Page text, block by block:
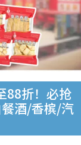
88折！必抢
酒/香槟/汽